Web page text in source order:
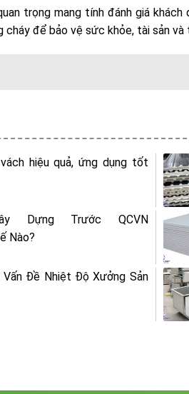
trọng mang tính đánh giá
cháy để bảo vệ sức khỏe, tài sản và
hiệu quả, ứng dụng tốt
Dựng Trước QCVN
Nào?
Vấn Đề Nhiệt Độ Xưởng Sản